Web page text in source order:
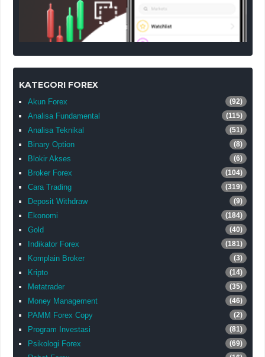
KATEGORI FOREX
Akun Forex (92)
Analisa Fundamental (115)
Analisa Teknikal (51)
Binary Option (8)
Blokir Akses (6)
Broker Forex (104)
Cara Trading (319)
Deposit Withdraw (9)
Ekonomi (184)
Gold (40)
Indikator Forex (181)
Komplain Broker (3)
Kripto (14)
Metatrader (35)
Money Management (46)
PAMM Forex Copy (2)
Program Investasi (81)
Psikologi Forex (69)